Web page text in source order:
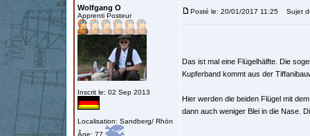
Wolfgang O
Apprenti Posteur
Inscrit le: 02 Sep 2013
Localisation: Sandberg/ Rhön
Âge: 77
Posté le: 20/01/2017 11:25 Sujet
Das ist mal eine Flügelhälfte. Die
Kupferband kommt aus der
Hier werden die beiden Flügel mit
dann auch weniger Blei in die Nase.